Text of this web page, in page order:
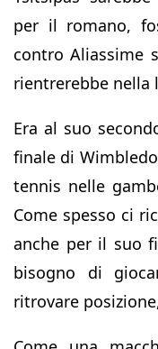
per il romano,
contro Aliassime
rientrerebbe nella
Era al suo
finale di
tennis nelle
Come spesso ci
anche per il suo
bisogno di
ritrovare